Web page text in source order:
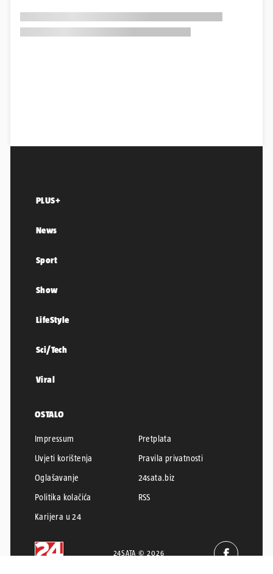
PLUS+
News
Sport
Show
LifeStyle
Sci/Tech
Viral
OSTALO
Impressum
Pretplata
Uvjeti korištenja
Pravila privatnosti
Oglašavanje
24sata.biz
Politika kolačića
RSS
Karijera u 24
24SATA © 2026